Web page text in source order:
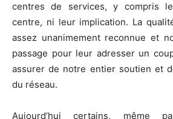
centres de services, y compris
centre, ni leur implication. La
assez unanimement reconnue et
passage pour leur adresser un
assurer de notre entier soutien et
du réseau.
Aujourd’hui certains, même